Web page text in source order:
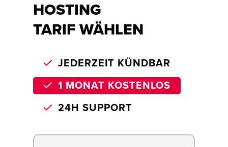
HOSTING
TARIF WÄHLEN
JEDERZEIT KÜNDBAR
1 MONAT KOSTENLOS
24H SUPPORT